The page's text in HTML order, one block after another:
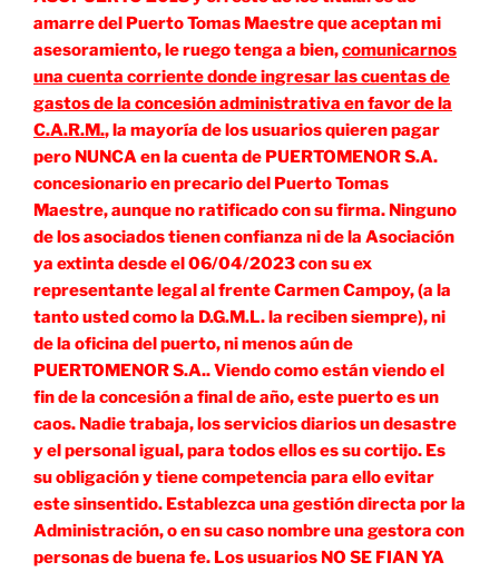
amarre del Puerto Tomas Maestre que aceptan mi
asesoramiento, le ruego tenga a bien,comunicarnos
una cuenta corrientedonde ingresar las cuentas de
gastos de la concesión administrativa en favor de la
C.A.R.M., la mayoría de los usuarios quieren pagar
pero NUNCA en la cuenta de PUERTOMENOR S.A.
concesionario en precario del Puerto Tomas
Maestre, aunque no ratificado con su firma. Ninguno
de los asociados tienen confianza ni de la Asociación
ya extinta desde el 06/04/2023 con su ex
representante legal al frente Carmen Campoy, (a la
tanto usted como la D.G.M.L. la reciben siempre), ni
de la oficina del puerto, ni menos aún de
PUERTOMENOR S.A.. Viendo como están viendo el
fin de la concesión a final de año, este puerto es un
caos. Nadie trabaja, los servicios diarios un desastre
y el personal igual, para todos ellos es su cortijo. Es
su obligación y tiene competencia para ello evitar
este sinsentido. Establezca una gestión directa por la
Administración, o en su caso nombre una gestora con
personas de buena fe. Los usuarios NO SE FIAN YA